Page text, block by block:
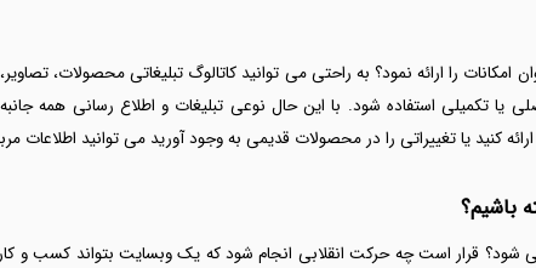
امکانات را ارائه نمود؟ به راحتی می توانید کاتالوگ تبلیغاتی محصولات،
یا تکمیلی استفاده شود. با این حال نوعی تبلیغات و اطلاع رسانی همه
کنید یا تغییراتی را در محصولات قدیمی به وجود آورید می توانید اطلاعات
باشیم؟
شود؟ قرار است چه حرکت انقلابی انجام شود که یک وبسایت بتواند کسب و